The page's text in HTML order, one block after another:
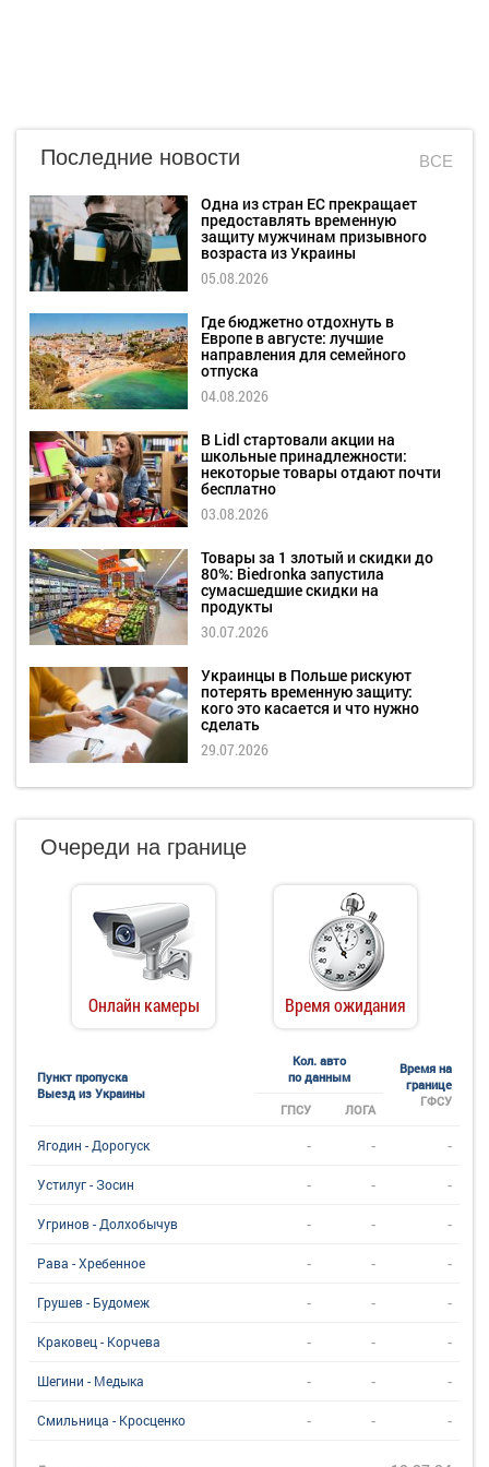
Последние новости ВСЕ
Одна из стран ЕС прекращает
предоставлять временную
защиту мужчинам призывного
возраста из Украины
05.08.2026
Где бюджетно отдохнуть в
Европе в августе: лучшие
направления для семейного
отпуска
04.08.2026
В Lidl стартовали акции на
школьные принадлежности:
некоторые товары отдают почти
бесплатно
03.08.2026
Товары за 1 злотый и скидки до
80%: Biedronka запустила
сумасшедшие скидки на
продукты
30.07.2026
Украинцы в Польше рискуют
потерять временную защиту:
кого это касается и что нужно
сделать
29.07.2026
Очереди на границе
Онлайн камеры Время ожидания
Пункт пропуска
Выезд из Украины
Кол. авто
по данным
Время на
границе
ГФСУ
ГПСУ ЛОГА
Ягодин - Дорогуск - - -
Устилуг - Зосин - - -
Угринов - Долхобычув - - -
Рава - Хребенное - - -
Грушев - Будомеж - - -
Краковец - Корчева - - -
Шегини - Медыка - - -
Смильница - Кросценко - - -